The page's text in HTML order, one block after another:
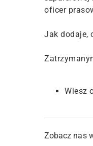
oficer
Jak dodaje,
Wiesz
Zobacz nas